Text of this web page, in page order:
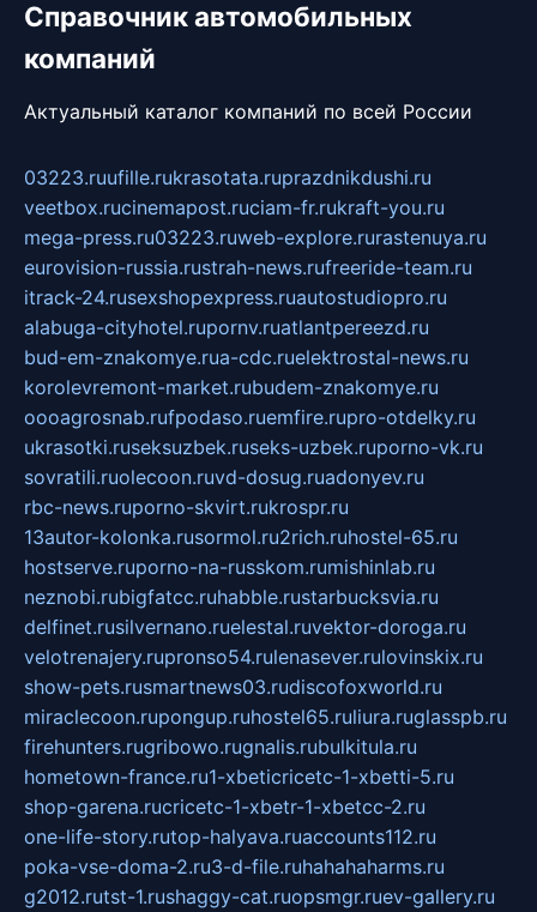
Справочник автомобильных
компаний
Актуальный каталог компаний по всей России
03223.ruufille.rukrasotata.ruprazdnikdushi.ru
veetbox.rucinemapost.ruciam-fr.rukraft-you.ru
mega-press.ru03223.ruweb-explore.rurastenuya.ru
eurovision-russia.rustrah-news.rufreeride-team.ru
itrack-24.rusexshopexpress.ruautostudiopro.ru
alabuga-cityhotel.rupornv.ruatlantpereezd.ru
bud-em-znakomye.rua-cdc.ruelektrostal-news.ru
korolevremont-market.rubudem-znakomye.ru
oooagrosnab.rufpodaso.ruemfire.rupro-otdelky.ru
ukrasotki.ruseksuzbek.ruseks-uzbek.ruporno-vk.ru
sovratili.ruolecoon.ruvd-dosug.ruadonyev.ru
rbc-news.ruporno-skvirt.rukrospr.ru
13autor-kolonka.rusormol.ru2rich.ruhostel-65.ru
hostserve.ruporno-na-russkom.rumishinlab.ru
neznobi.rubigfatcc.ruhabble.rustarbucksvia.ru
delfinet.rusilvernano.ruelestal.ruvektor-doroga.ru
velotrenajery.rupronso54.rulenasever.rulovinskix.ru
show-pets.rusmartnews03.rudiscofoxworld.ru
miraclecoon.rupongup.ruhostel65.ruliura.ruglasspb.ru
firehunters.rugribowo.rugnalis.rubulkitula.ru
hometown-france.ru1-xbeticricetc-1-xbetti-5.ru
shop-garena.rucricetc-1-xbetr-1-xbetcc-2.ru
one-life-story.rutop-halyava.ruaccounts112.ru
poka-vse-doma-2.ru3-d-file.ruhahahaharms.ru
g2012.rutst-1.rushaggy-cat.ruopsmgr.ruev-gallery.ru